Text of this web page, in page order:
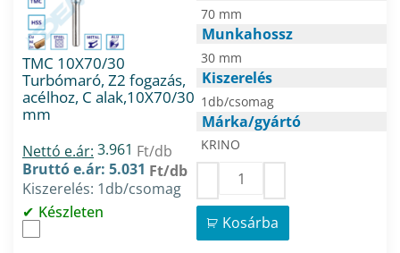
TMC 10X70/30
Turbómaró, Z2 fogazás,
acélhoz, C alak,10X70/30
mm
Nettó e.ár: 3.961 Ft/db
Bruttó e.ár: 5.031 Ft/db
Kiszerelés: 1db/csomag
Készleten
70 mm
Munkahossz
30 mm
Kiszerelés
1db/csomag
Márka/gyártó
KRINO
Kosárba